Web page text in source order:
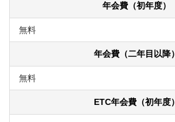
年会費（初年度）
無料
年会費（二年目以降）
無料
ETC年会費（初年度）